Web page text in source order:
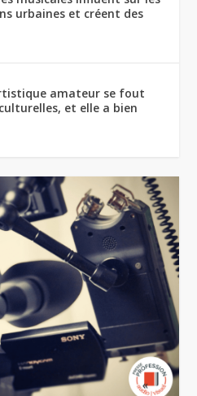
urbaines et créent des
amateur se fout
et elle a bien